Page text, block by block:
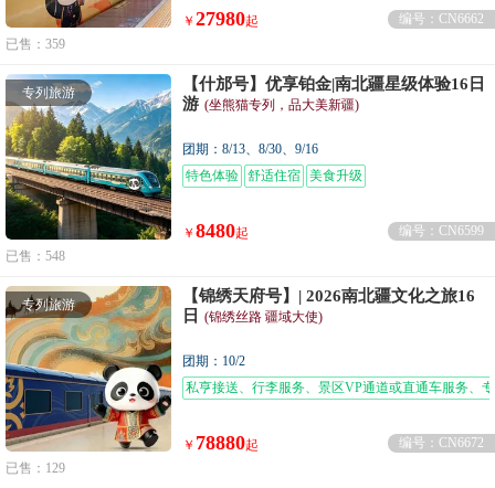
￥ 27980起
编号：CN6662
已售：359
专列旅游
【什邡号】优享铂金|南北疆星级体验16日
游 (坐熊猫专列，品大美新疆)
团期：8/13、8/30、9/16
特色体验 舒适住宿 美食升级
￥ 8480起
编号：CN6599
已售：548
专列旅游
【锦绣天府号】| 2026南北疆文化之旅16
日 (锦绣丝路 疆域大使)
团期：10/2
私亨接送、行李服务、景区VP通道或直通车服务、
￥ 78880起
编号：CN6672
已售：129